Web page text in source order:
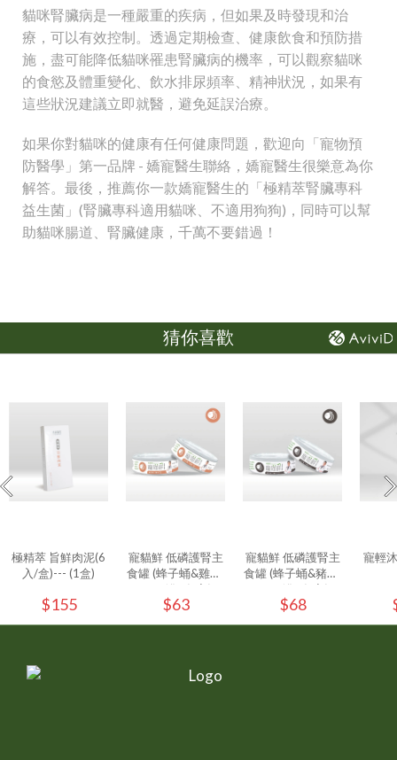
貓咪腎臟病是一種嚴重的疾病，但如果及時發現和治
療，可以有效控制。透過定期檢查、健康飲食和預防措
施，盡可能降低貓咪罹患腎臟病的機率，可以觀察貓咪
的食慾及體重變化、飲水排尿頻率、精神狀況，如果有
這些狀況建議立即就醫，避免延誤治療。
如果你對貓咪的健康有任何健康問題，歡迎向「寵物預
防醫學」第一品牌 - 嬌寵醫生聯絡，嬌寵醫生很樂意為你
解答。最後，推薦你一款嬌寵醫生的「極精萃腎臟專科
益生菌」(腎臟專科適用貓咪、不適用狗狗)，同時可以幫
助貓咪腸道、腎臟健康，千萬不要錯過！
猜你喜歡
極精萃 旨鮮肉泥(6
入/盒)--- (1盒)
$155
寵貓鮮 低磷護腎主
食罐 (蜂子蛹&雞肉)
80g/罐 - (1入)
$63
寵貓鮮 低磷護腎主
食罐 (蜂子蛹&豬肉)
80g/罐 - (1入)
$68
寵輕